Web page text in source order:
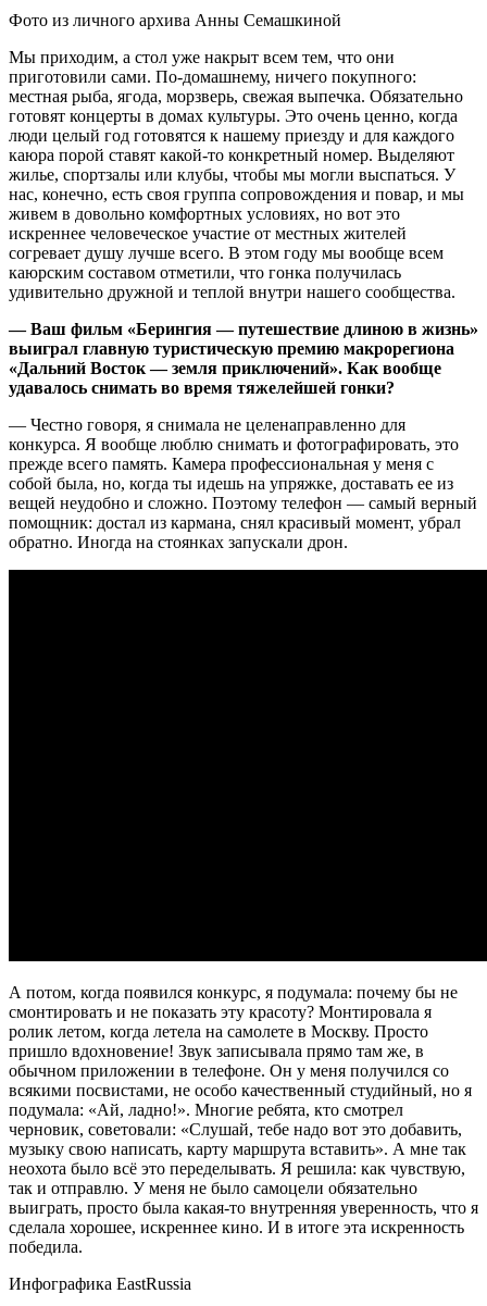
Фото из личного архива Анны Семашкиной
Мы приходим, а стол уже накрыт всем тем, что они
приготовили сами. По-домашнему, ничего покупного:
местная рыба, ягода, морзверь, свежая выпечка. Обязательно
готовят концерты в домах культуры. Это очень ценно, когда
люди целый год готовятся к нашему приезду и для каждого
каюра порой ставят какой-то конкретный номер. Выделяют
жилье, спортзалы или клубы, чтобы мы могли выспаться. У
нас, конечно, есть своя группа сопровождения и повар, и мы
живем в довольно комфортных условиях, но вот это
искреннее человеческое участие от местных жителей
согревает душу лучше всего. В этом году мы вообще всем
каюрским составом отметили, что гонка получилась
удивительно дружной и теплой внутри нашего сообщества.
— Ваш фильм «Берингия — путешествие длиною в жизнь»
выиграл главную туристическую премию макрорегиона
«Дальний Восток — земля приключений». Как вообще
удавалось снимать во время тяжелейшей гонки?
— Честно говоря, я снимала не целенаправленно для
конкурса. Я вообще люблю снимать и фотографировать, это
прежде всего память. Камера профессиональная у меня с
собой была, но, когда ты идешь на упряжке, доставать ее из
вещей неудобно и сложно. Поэтому телефон — самый верный
помощник: достал из кармана, снял красивый момент, убрал
обратно. Иногда на стоянках запускали дрон.
А потом, когда появился конкурс, я подумала: почему бы не
смонтировать и не показать эту красоту? Монтировала я
ролик летом, когда летела на самолете в Москву. Просто
пришло вдохновение! Звук записывала прямо там же, в
обычном приложении в телефоне. Он у меня получился со
всякими посвистами, не особо качественный студийный, но я
подумала: «Ай, ладно!». Многие ребята, кто смотрел
черновик, советовали: «Слушай, тебе надо вот это добавить,
музыку свою написать, карту маршрута вставить». А мне так
неохота было всё это переделывать. Я решила: как чувствую,
так и отправлю. У меня не было самоцели обязательно
выиграть, просто была какая-то внутренняя уверенность, что я
сделала хорошее, искреннее кино. И в итоге эта искренность
победила.
Инфографика EastRussia